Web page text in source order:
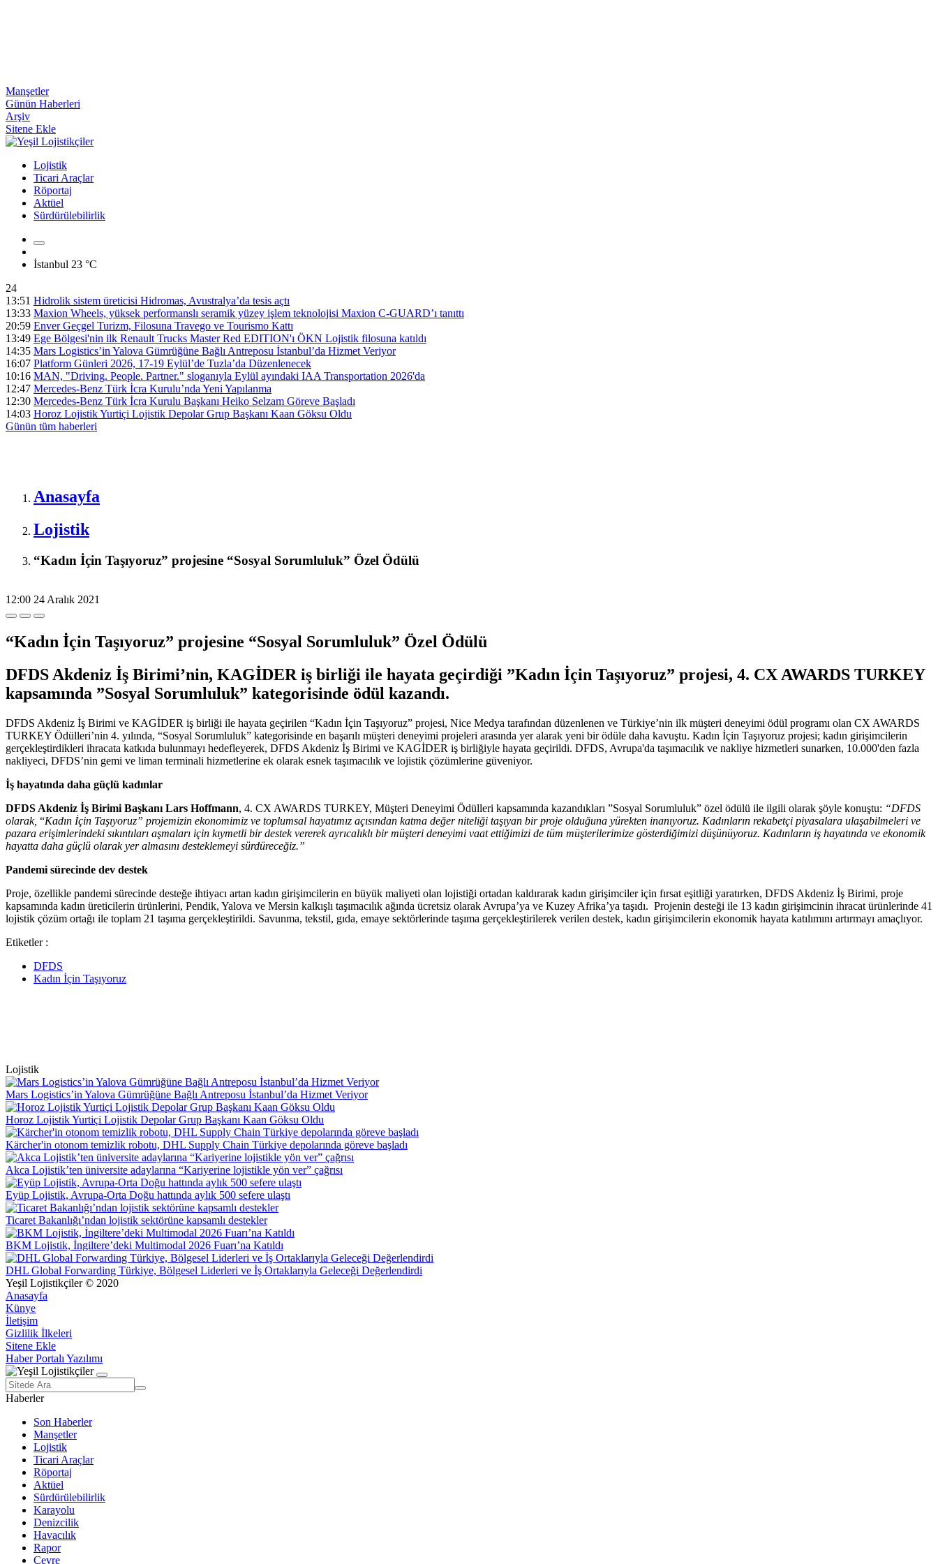
Manşetler
Günün Haberleri
Arşiv
Sitene Ekle
Lojistik
Ticari Araçlar
Röportaj
Aktüel
Sürdürülebilirlik
İstanbul 23 °C
24
13:51 Hidrolik sistem üreticisi Hidromas, Avustralya’da tesis açtı
13:33 Maxion Wheels, yüksek performanslı seramik yüzey işlem teknolojisi Maxion C-GUARD’ı tanıttı
20:59 Enver Geçgel Turizm, Filosuna Travego ve Tourismo Kattı
13:49 Ege Bölgesi'nin ilk Renault Trucks Master Red EDITION'ı ÖKN Lojistik filosuna katıldı
14:35 Mars Logistics’in Yalova Gümrüğüne Bağlı Antreposu İstanbul’da Hizmet Veriyor
16:07 Platform Günleri 2026, 17-19 Eylül’de Tuzla’da Düzenlenecek
10:16 MAN, "Driving. People. Partner." sloganıyla Eylül ayındaki IAA Transportation 2026'da
12:47 Mercedes-Benz Türk İcra Kurulu’nda Yeni Yapılanma
12:30 Mercedes-Benz Türk İcra Kurulu Başkanı Heiko Selzam Göreve Başladı
14:03 Horoz Lojistik Yurtiçi Lojistik Depolar Grup Başkanı Kaan Göksu Oldu
Günün tüm haberleri
Anasayfa
Lojistik
“Kadın İçin Taşıyoruz” projesine “Sosyal Sorumluluk” Özel Ödülü
12:00 24 Aralık 2021
“Kadın İçin Taşıyoruz” projesine “Sosyal Sorumluluk” Özel Ödülü
DFDS Akdeniz İş Birimi’nin, KAGİDER iş birliği ile hayata geçirdiği ”Kadın İçin Taşıyoruz” projesi, 4. CX AWARDS TURKEY
kapsamında ”Sosyal Sorumluluk” kategorisinde ödül kazandı.
DFDS Akdeniz İş Birimi ve KAGİDER iş birliği ile hayata geçirilen “Kadın İçin Taşıyoruz” projesi, Nice Medya tarafından düzenlenen ve Türkiye’nin ilk müşteri deneyimi ödül programı olan CX AWARDS
TURKEY Ödülleri’nin 4. yılında, “Sosyal Sorumluluk” kategorisinde en başarılı müşteri deneyimi projeleri arasında yer alarak yeni bir ödüle daha kavuştu. Kadın İçin Taşıyoruz projesi; kadın girişimcilerin
gerçekleştirdikleri ihracata katkıda bulunmayı hedefleyerek, DFDS Akdeniz İş Birimi ve KAGİDER iş birliğiyle hayata geçirildi. DFDS, Avrupa'da taşımacılık ve nakliye hizmetleri sunarken, 10.000'den fazla
nakliyeci, DFDS’nin gemi ve liman terminali hizmetlerine ek olarak esnek taşımacılık ve lojistik çözümlerine güveniyor.
İş hayatında daha güçlü kadınlar
DFDS Akdeniz İş Birimi Başkanı Lars Hoffmann, 4. CX AWARDS TURKEY, Müşteri Deneyimi Ödülleri kapsamında kazandıkları ”Sosyal Sorumluluk” özel ödülü ile ilgili olarak şöyle konuştu: “DFDS
olarak, “Kadın İçin Taşıyoruz” projemizin ekonomimiz ve toplumsal hayatımız açısından katma değer niteliği taşıyan bir proje olduğuna yürekten inanıyoruz. Kadınların rekabetçi piyasalara ulaşabilmeleri ve
pazara erişimlerindeki sıkıntıları aşmaları için kıymetli bir destek vererek ayrıcalıklı bir müşteri deneyimi vaat ettiğimizi de tüm müşterilerimize gösterdiğimizi düşünüyoruz. Kadınların iş hayatında ve ekonomik
hayatta daha güçlü olarak yer almasını desteklemeyi sürdüreceğiz.”
Pandemi sürecinde dev destek
Proje, özellikle pandemi sürecinde desteğe ihtiyacı artan kadın girişimcilerin en büyük maliyeti olan lojistiği ortadan kaldırarak kadın girişimciler için fırsat eşitliği yaratırken, DFDS Akdeniz İş Birimi, proje
kapsamında kadın üreticilerin ürünlerini, Pendik, Yalova ve Mersin kalkışlı taşımacılık ağında ücretsiz olarak Avrupa’ya ve Kuzey Afrika’ya taşıdı. Projenin desteği ile 13 kadın girişimcinin ihracat ürünlerinde 41
lojistik çözüm ortağı ile toplam 21 taşıma gerçekleştirildi. Savunma, tekstil, gıda, emaye sektörlerinde taşıma gerçekleştirilerek verilen destek, kadın girişimcilerin ekonomik hayata katılımını artırmayı amaçlıyor.
Etiketler :
DFDS
Kadın İçin Taşıyoruz
Lojistik
Mars Logistics’in Yalova Gümrüğüne Bağlı Antreposu İstanbul’da Hizmet Veriyor
Horoz Lojistik Yurtiçi Lojistik Depolar Grup Başkanı Kaan Göksu Oldu
Kärcher'in otonom temizlik robotu, DHL Supply Chain Türkiye depolarında göreve başladı
Akca Lojistik’ten üniversite adaylarına “Kariyerine lojistikle yön ver” çağrısı
Eyüp Lojistik, Avrupa-Orta Doğu hattında aylık 500 sefere ulaştı
Ticaret Bakanlığı’ndan lojistik sektörüne kapsamlı destekler
BKM Lojistik, İngiltere’deki Multimodal 2026 Fuarı’na Katıldı
DHL Global Forwarding Türkiye, Bölgesel Liderleri ve İş Ortaklarıyla Geleceği Değerlendirdi
Yeşil Lojistikçiler © 2020
Anasayfa
Künye
İletişim
Gizlilik İlkeleri
Sitene Ekle
Haber Portalı Yazılımı
Haberler
Son Haberler
Manşetler
Lojistik
Ticari Araçlar
Röportaj
Aktüel
Sürdürülebilirlik
Karayolu
Denizcilik
Havacılık
Rapor
Çevre